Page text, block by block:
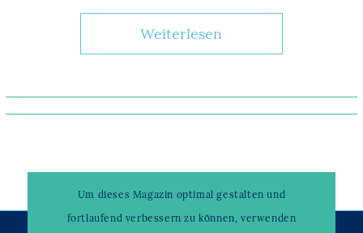
Weiterlesen
Um dieses Magazin optimal gestalten und
fortlaufend verbessern zu können, verwenden